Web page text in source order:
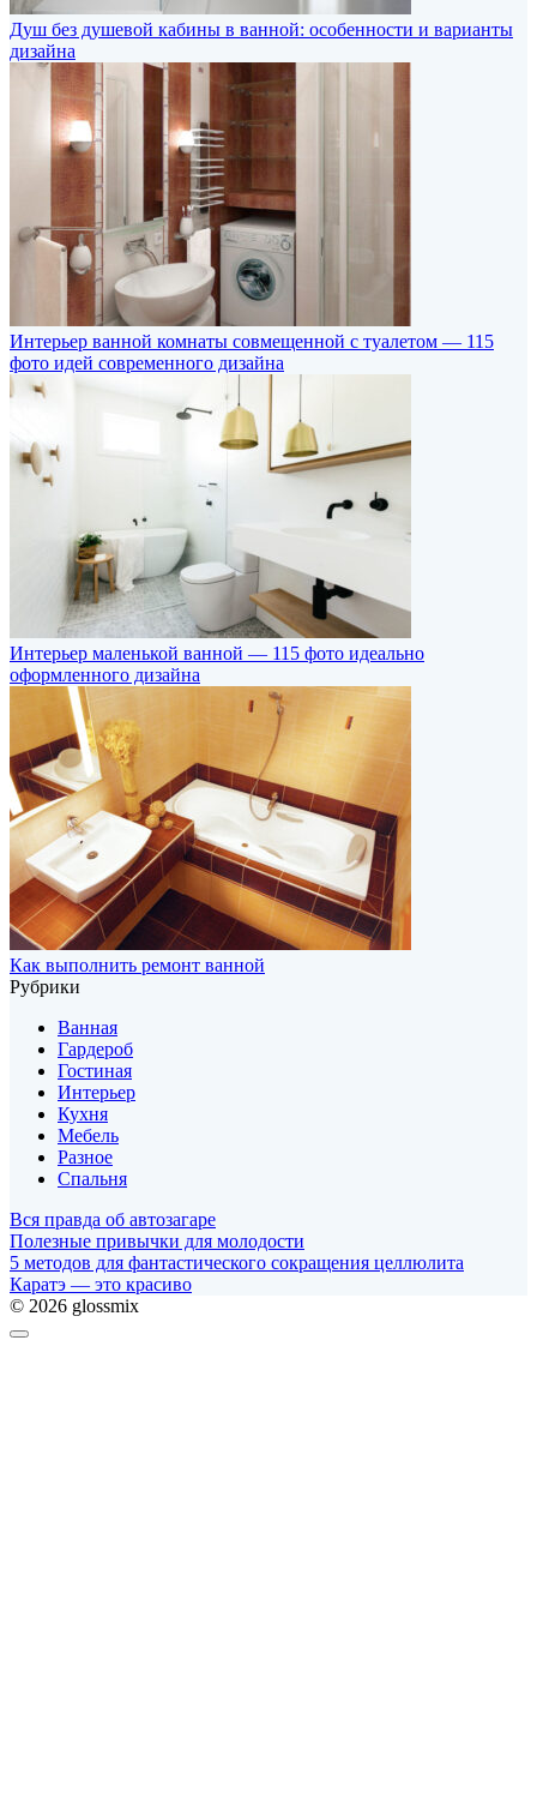
Душ без душевой кабины в ванной: особенности и варианты
дизайна
Интерьер ванной комнаты совмещенной с туалетом — 115
фото идей современного дизайна
Интерьер маленькой ванной — 115 фото идеально
оформленного дизайна
Как выполнить ремонт ванной
Рубрики
Ванная
Гардероб
Гостиная
Интерьер
Кухня
Мебель
Разное
Спальня
Вся правда об автозагаре
Полезные привычки для молодости
5 методов для фантастического сокращения целлюлита
Каратэ — это красиво
© 2026 glossmix